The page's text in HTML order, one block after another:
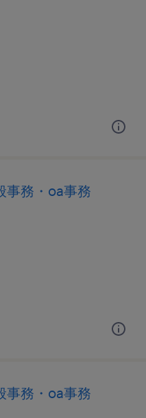
事務・oa事務
事務・oa事務